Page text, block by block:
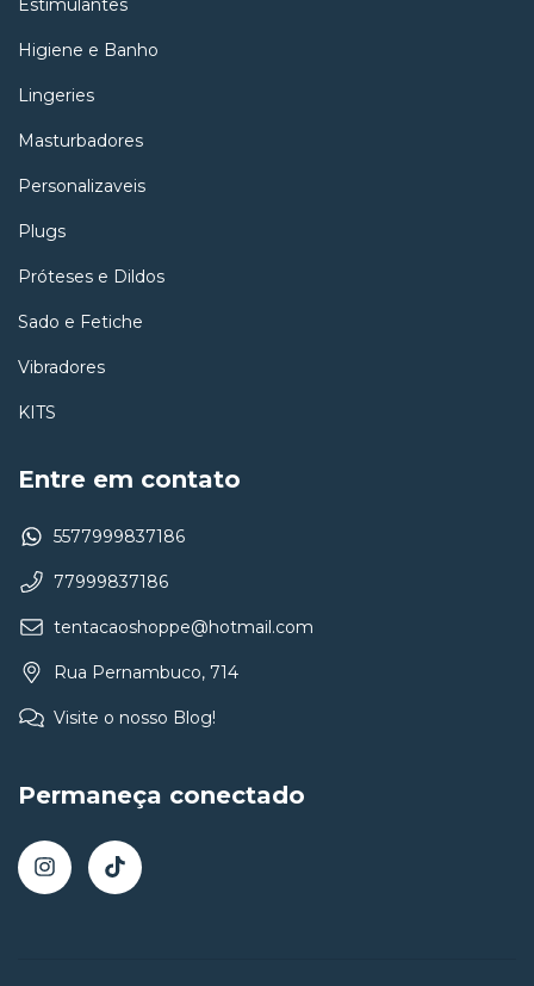
Estimulantes
Higiene e Banho
Lingeries
Masturbadores
Personalizaveis
Plugs
Próteses e Dildos
Sado e Fetiche
Vibradores
KITS
Entre em contato
5577999837186
77999837186
tentacaoshoppe@hotmail.com
Rua Pernambuco, 714
Visite o nosso Blog!
Permaneça conectado